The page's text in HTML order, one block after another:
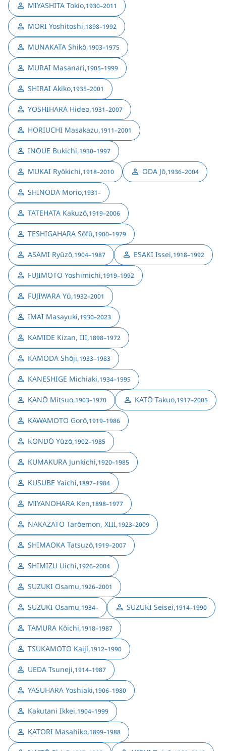
MIYASHITA Tokio,1930–2011
MORI Yoshitoshi,1898–1992
MUNAKATA Shikō,1903–1975
MURAI Masanari,1905–1999
SHIRAI Akiko,1935–2001
YOSHIHARA Hideo,1931–2007
HORIUCHI Masakazu,1911–2001
INOUE Bukichi,1930–1997
MUKAI Ryōkichi,1918–2010 ODA Jō,1936–2004
SHINODA Morio,1931–
TATEHATA Kakuzō,1919–2006
TESHIGAHARA Sōfū,1900–1979
ASAMI Ryūzō,1904–1987 ESAKI Issei,1918–1992
FUJIMOTO Yoshimichi,1919–1992
FUJIWARA Yū,1932–2001
IMAI Masayuki,1930–2023
KAMIDE Kizan, III,1898–1972
KAMODA Shōji,1933–1983
KANESHIGE Michiaki,1934–1995
KANŌ Mitsuo,1903–1970 KATŌ Takuo,1917–2005
KAWAMOTO Gorō,1919–1986
KONDŌ Yūzō,1902–1985
KUMAKURA Junkichi,1920–1985
KUSUBE Yaichi,1897–1984
MIYANOHARA Ken,1898–1977
NAKAZATO Tarōemon, XIII,1923–2009
SHIMAOKA Tatsuzō,1919–2007
SHIMIZU Uichi,1926–2004
SUZUKI Osamu,1926–2001
SUZUKI Osamu,1934– SUZUKI Seisei,1914–1990
TAMURA Kōichi,1918–1987
TSUKAMOTO Kaiji,1912–1990
UEDA Tsuneji,1914–1987
YASUHARA Yoshiaki,1906–1980
Kakutani Ikkei,1904–1999
KATORI Masahiko,1899–1988